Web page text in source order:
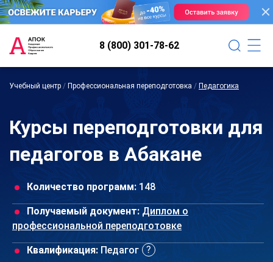
8 (800) 301-78-62
Учебный центр / Профессиональная переподготовка / Педагогика
Курсы переподготовки для
педагогов в Абакане
Количество программ: 148
Получаемый документ: Диплом о
профессиональной переподготовке
Квалификация: Педагог